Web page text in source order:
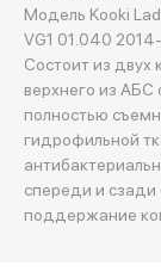
Модель Kooki
VG1 01.040 2014-
Состоит из двух
верхнего из АБС
полностью
гидрофильной
спереди и сзади
поддержание